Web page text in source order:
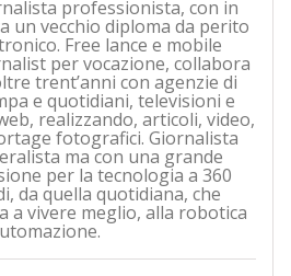
professionista, con in
un vecchio diploma da perito
Free lance e mobile
per vocazione, collabora
trent’anni con agenzie di
e quotidiani, televisioni e
realizzando, articoli, video,
fotografici. Giornalista
ma con una grande
per la tecnologia a 360
da quella quotidiana, che
a vivere meglio, alla robotica